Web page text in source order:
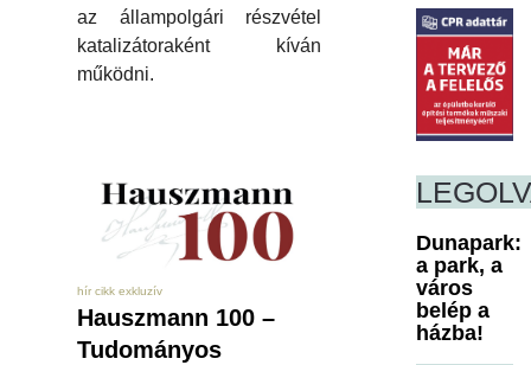
az állampolgári részvétel
katalizátoraként kíván
működni.
hír cikk exkluzív
Hauszmann 100 –
Tudományos
Dunapark:
a park, a
város
belép a
házba!